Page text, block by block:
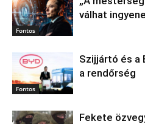
Fontos
válhat
Fontos
Szijjártó és a
a rendőrség
Fekete